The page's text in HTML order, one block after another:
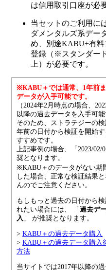
は信用取引口座が必
当セットのご利用に
ダメンタルズ系デー
め、別途KABU+有料
登録（※スタンダー
上）が必要です。
※KABU＋では通常、1年前
データが入手可能です。
（2024年2月時点の場合、
以降の過去データを入手可能
そのため、ストラテジーの検
年前の日付から検証を開始
すすめです。
上記事例の場合、「2023/02/
奨となります。
※KABU＋のデータがない期
した場合、正常な検証結果
んのでご注意ください。
もしもっと過去の日付から
れたい場合には、 「 過去デ
入 」 が推奨となります。
> KABU＋の過去データ購入
> KABU＋の過去データ購入
方法
当サイトでは2017年以降の